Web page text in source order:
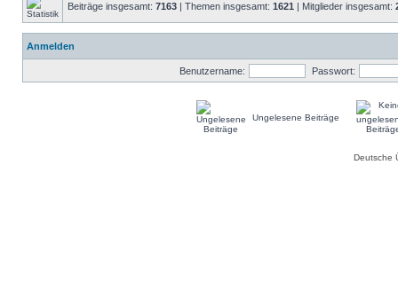
Beiträge insgesamt: 7163 | Themen insgesamt: 1621 | Mitglieder insgesamt:
Anmelden
Benutzername: Passwort:
Ungelesene Beiträge
Deutsche